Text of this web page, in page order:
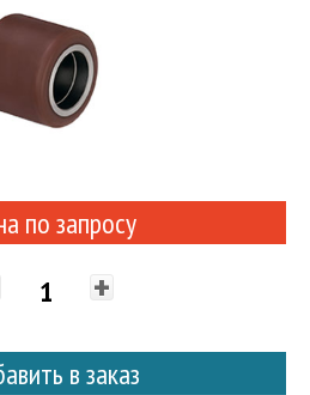
по запросу
+
в заказ